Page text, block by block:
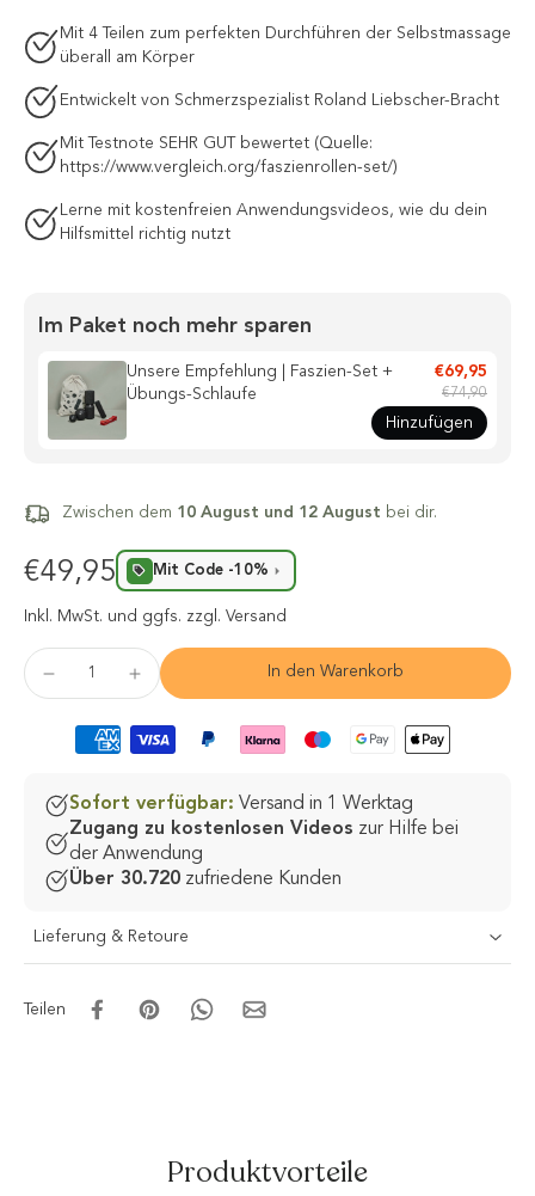
Mit 4 Teilen zum perfekten Durchführen der Selbstmassage
überall am Körper
Entwickelt von Schmerzspezialist Roland Liebscher-Bracht
Mit Testnote SEHR GUT bewertet (Quelle:
https://www.vergleich.org/faszienrollen-set/)
Lerne mit kostenfreien Anwendungsvideos, wie du dein
Hilfsmittel richtig nutzt
Im Paket noch mehr sparen
Unsere Empfehlung | Faszien-Set +
Übungs-Schlaufe
€69,95
€74,90
Hinzufügen
Zwischen dem 10 August und 12 August bei dir.
€49,95 Mit Code -10%
Inkl. MwSt. und ggfs. zzgl. Versand
In den Warenkorb
Sofort verfügbar: Versand in 1 Werktag
Zugang zu kostenlosen Videos zur Hilfe bei
der Anwendung
Über 30.720 zufriedene Kunden
Lieferung & Retoure
Teilen
Produktvorteile